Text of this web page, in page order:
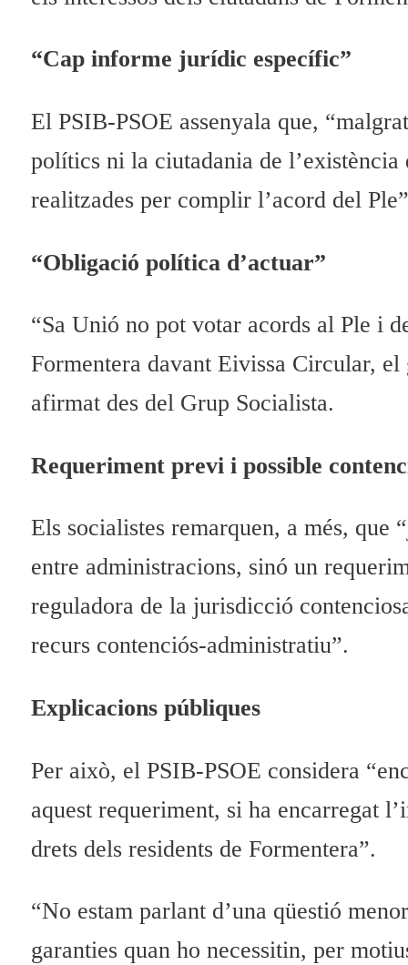
“Cap informe jurídic específic”
El PSIB-PSOE assenyala que,
polítics ni la ciutadania de
realitzades per complir l’acord del
“Obligació política d’actuar”
“Sa Unió no pot votar acords al Ple i
Formentera davant Eivissa Circular,
afirmat des del Grup Socialista.
Requeriment previ i possible
Els socialistes remarquen, a més, que
entre administracions, sinó un
reguladora de la jurisdicció
recurs contenciós-administratiu”.
Explicacions públiques
Per això, el PSIB-PSOE considera
aquest requeriment, si ha encarregat
drets dels residents de Formentera”.
“No estam parlant d’una qüestió
garanties quan ho necessitin, per